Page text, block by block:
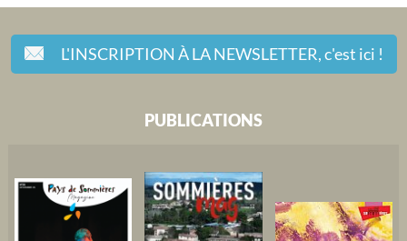
L'INSCRIPTION À LA NEWSLETTER,c'est ici !
PUBLICATIONS